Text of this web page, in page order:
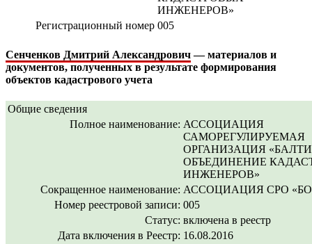
ИНЖЕНЕРОВ»
Регистрационный номер 005
Сенченков Дмитрий Александрович— материалов и
документов, полученных в результате формирования
объектов кадастрового учета
Общие сведения
Полное наименование: АССОЦИАЦИЯ
САМОРЕГУЛИРУЕМАЯ
ОРГАНИЗАЦИЯ
ОБЪЕДИНЕНИЕ
ИНЖЕНЕРОВ»
Сокращенное наименование: АССОЦИАЦИЯ СРО
Номер реестровой записи: 005
Статус: включена в реестр
Дата включения в Реестр: 16.08.2016